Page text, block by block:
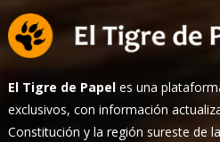
El Tigre de Papel es una
exclusivos, con información
Constitución y la región sureste de